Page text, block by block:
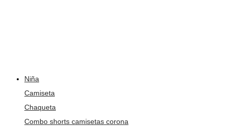
Niña
Camiseta
Chaqueta
Combo shorts camisetas corona